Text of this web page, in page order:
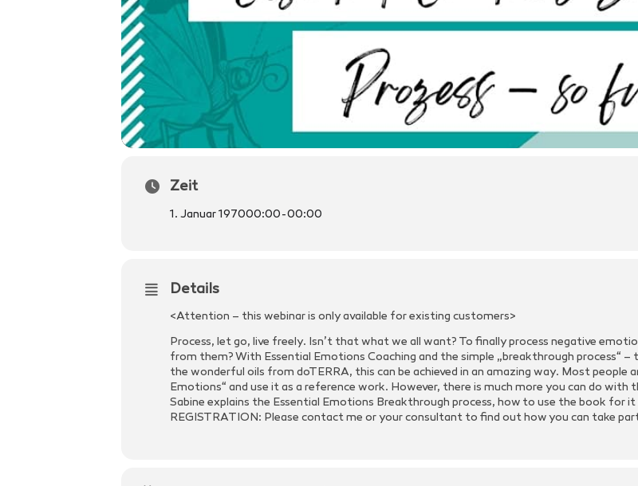
Zeit
1. Januar 197000:00-00:00
Details
<Attention – this webinar is only available for existing customers>
Process, let go, live freely. Isn’t that what we all want? To finally process negative
from them? With Essential Emotions Coaching and the simple „breakthrough process“
the wonderful oils from doTERRA, this can be achieved in an amazing way. Most people
Emotions“ and use it as a reference work. However, there is much more you can do with
Sabine explains the Essential Emotions Breakthrough process, how to use the book for
REGISTRATION: Please contact me or your consultant to find out how you can take